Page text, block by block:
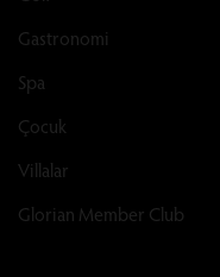
Gastronomi
Spa
Çocuk
Villalar
Glorian Member Club